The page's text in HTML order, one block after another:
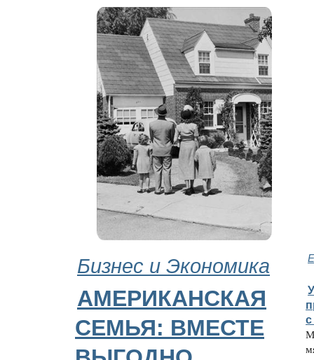
Бизнес и Экономика
АМЕРИКАНСКАЯ
СЕМЬЯ: ВМЕСТЕ